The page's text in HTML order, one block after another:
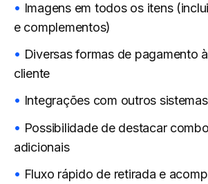
Imagens em todos os itens
e complementos)
Diversas formas de pagamento
cliente
Integrações com outros
Possibilidade de destacar
adicionais
Fluxo rápido de retirada e